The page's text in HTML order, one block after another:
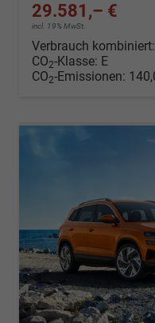
29.581,– €
incl. 19% MwSt.
Verbrauch kombiniert:
CO2-Klasse: E
CO2-Emissionen: